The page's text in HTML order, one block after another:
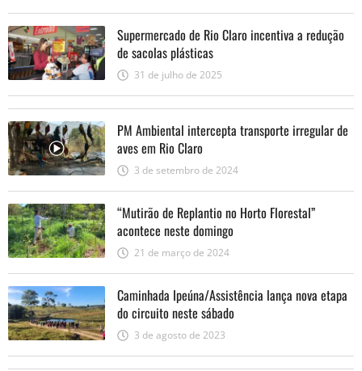
Supermercado de Rio Claro incentiva a redução
de sacolas plásticas
31 de julho de 2025
PM Ambiental intercepta transporte irregular de
aves em Rio Claro
3 de setembro de 2024
“Mutirão de Replantio no Horto Florestal”
acontece neste domingo
21 de março de 2024
Caminhada Ipeúna/Assistência lança nova etapa
do circuito neste sábado
3 de agosto de 2023